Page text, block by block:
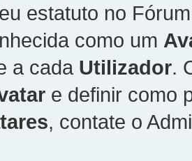
estatuto no
como um
a cada Utilizador.
e definir como
, contate o